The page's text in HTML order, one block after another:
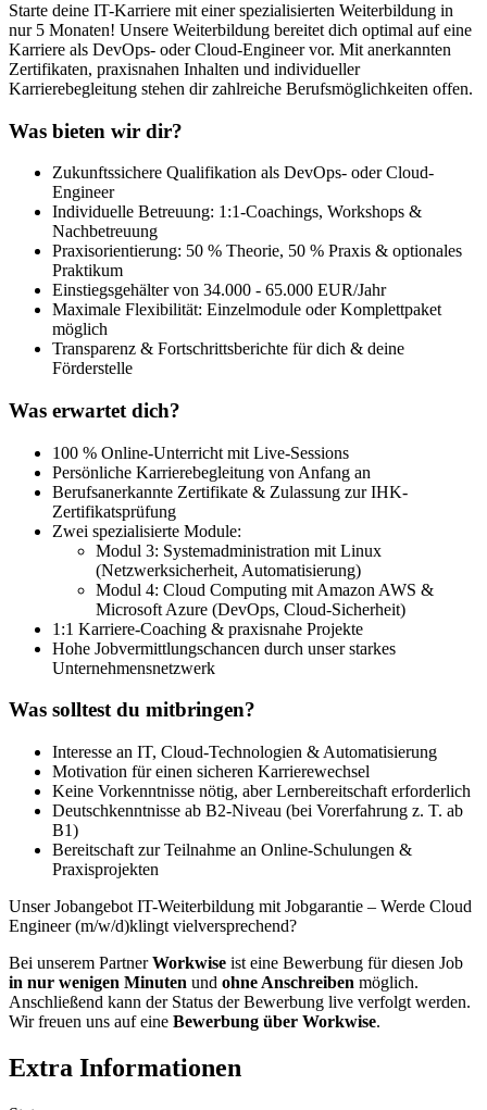
Starte deine IT-Karriere mit einer spezialisierten Weiterbildung in
nur 5 Monaten! Unsere Weiterbildung bereitet dich optimal auf eine
Karriere als DevOps- oder Cloud-Engineer vor. Mit anerkannten
Zertifikaten, praxisnahen Inhalten und individueller
Karrierebegleitung stehen dir zahlreiche Berufsmöglichkeiten offen.
Was bieten wir dir?
Zukunftssichere Qualifikation als DevOps- oder Cloud-
Engineer
Individuelle Betreuung: 1:1-Coachings, Workshops &
Nachbetreuung
Praxisorientierung: 50 % Theorie, 50 % Praxis & optionales
Praktikum
Einstiegsgehälter von 34.000 - 65.000 EUR/Jahr
Maximale Flexibilität: Einzelmodule oder Komplettpaket
möglich
Transparenz & Fortschrittsberichte für dich & deine
Förderstelle
Was erwartet dich?
100 % Online-Unterricht mit Live-Sessions
Persönliche Karrierebegleitung von Anfang an
Berufsanerkannte Zertifikate & Zulassung zur IHK-
Zertifikatsprüfung
Zwei spezialisierte Module:
Modul 3: Systemadministration mit Linux
(Netzwerksicherheit, Automatisierung)
Modul 4: Cloud Computing mit Amazon AWS &
Microsoft Azure (DevOps, Cloud-Sicherheit)
1:1 Karriere-Coaching & praxisnahe Projekte
Hohe Jobvermittlungschancen durch unser starkes
Unternehmensnetzwerk
Was solltest du mitbringen?
Interesse an IT, Cloud-Technologien & Automatisierung
Motivation für einen sicheren Karrierewechsel
Keine Vorkenntnisse nötig, aber Lernbereitschaft erforderlich
Deutschkenntnisse ab B2-Niveau (bei Vorerfahrung z. T. ab
B1)
Bereitschaft zur Teilnahme an Online-Schulungen &
Praxisprojekten
Unser Jobangebot IT-Weiterbildung mit Jobgarantie – Werde Cloud
Engineer (m/w/d)klingt vielversprechend?
Bei unserem PartnerWorkwise ist eine Bewerbung für diesen Job
in nur wenigen Minuten und ohne Anschreiben möglich.
Anschließend kann der Status der Bewerbung live verfolgt werden.
Wir freuen uns auf eine Bewerbung über Workwise.
Extra Informationen